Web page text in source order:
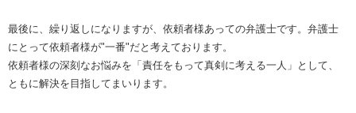
最後に、繰り返しになりますが、依頼者様あっての弁護士です。弁護士
にとって依頼者様が"一番"だと考えております。
依頼者様の深刻なお悩みを「責任をもって真剣に考える一人」として、
ともに解決を目指してまいります。